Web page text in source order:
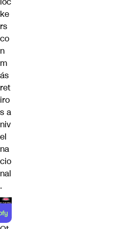
ke
rs
co
n
m
ás
ret
iro
s a
niv
el
na
cio
nal
.